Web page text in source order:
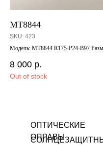
MT8844
SKU: 423
Модель: MT8844 R175-P24-B97
8 000 р.
Out of stock
ОПТИЧЕСКИЕ
ОПРАВЫ